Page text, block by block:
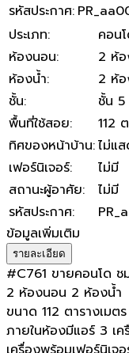
รหัสประกาศ:
ประเภท:
คอน
ห้องนอน:
2 ห้
ห้องน้ำ:
2 ห้
ชั้น:
ชั้น 5
พื้นที่ใช้สอย:
112
ทิศของหน้าบ้าน:ไม่แ
เฟอร์นิเจอร์:
ไม่มี
สถานะผู้อาศัย:
ไม่มี
รหัสประกาศ:
ข้อมูลเพิ่มเติม
รายละเอียด
#C761 ขายคอนโด ช
2 ห้องนอน 2 ห้องน้ำ
ขนาด 112 ตารางเมต
ภายในห้องมีแอร์ 3 เ